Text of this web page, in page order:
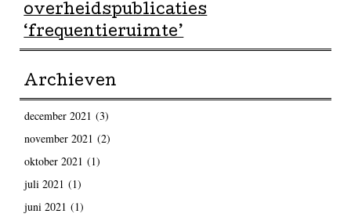
overheidspublicaties
‘frequentieruimte’
Archieven
december 2021 (3)
november 2021 (2)
oktober 2021 (1)
juli 2021 (1)
juni 2021 (1)